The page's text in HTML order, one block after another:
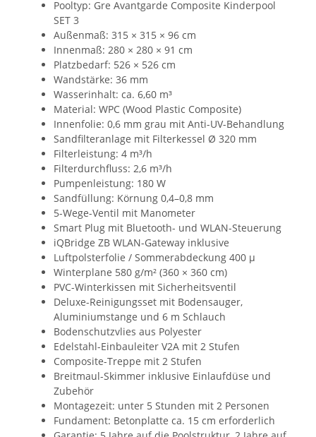
Pooltyp: Gre Avantgarde Composite Kinderpool
SET 3
Außenmaß: 315 × 315 × 96 cm
Innenmaß: 280 × 280 × 91 cm
Platzbedarf: 526 × 526 cm
Wandstärke: 36 mm
Wasserinhalt: ca. 6,60 m³
Material: WPC (Wood Plastic Composite)
Innenfolie: 0,6 mm grau mit Anti-UV-Behandlung
Sandfilteranlage mit Filterkessel Ø 320 mm
Filterleistung: 4 m³/h
Filterdurchfluss: 2,6 m³/h
Pumpenleistung: 180 W
Sandfüllung: Körnung 0,4–0,8 mm
5-Wege-Ventil mit Manometer
Smart Plug mit Bluetooth- und WLAN-Steuerung
iQBridge ZB WLAN-Gateway inklusive
Luftpolsterfolie / Sommerabdeckung 400 µ
Winterplane 580 g/m² (360 × 360 cm)
PVC-Winterkissen mit Sicherheitsventil
Deluxe-Reinigungsset mit Bodensauger,
Aluminiumstange und 6 m Schlauch
Bodenschutzvlies aus Polyester
Edelstahl-Einbauleiter V2A mit 2 Stufen
Composite-Treppe mit 2 Stufen
Breitmaul-Skimmer inklusive Einlaufdüse und
Zubehör
Montagezeit: unter 5 Stunden mit 2 Personen
Fundament: Betonplatte ca. 15 cm erforderlich